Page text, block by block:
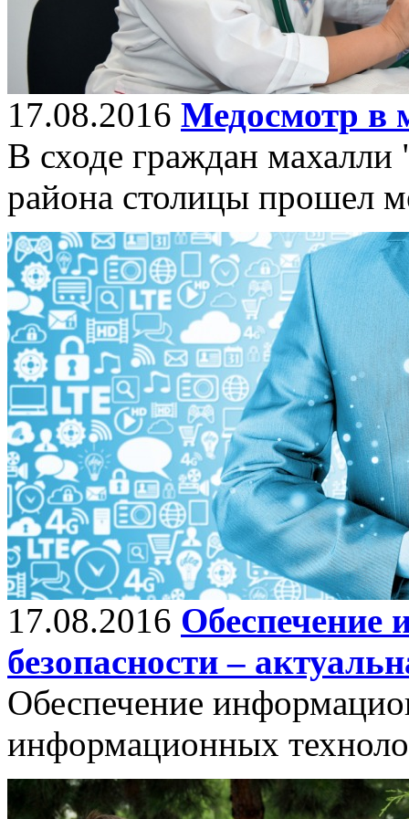
17.08.2016 Медосмотр в
В сходе граждан
района столицы прошел
17.08.2016 Обеспечение
безопасности –
Обеспечение
информационных